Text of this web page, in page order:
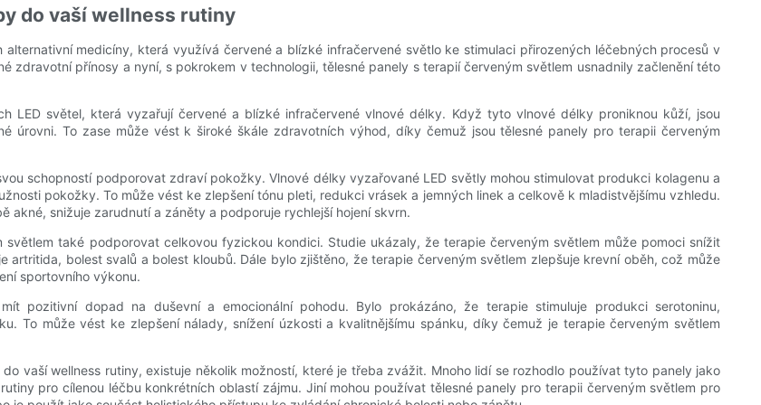
do vaší wellness rutiny
medicíny, která využívá červené a blízké infračervené světlo ke stimulaci přirozených léčebných procesů v
zdravotní přínosy a nyní, s pokrokem v technologii, tělesné panely s terapií červeným světlem usnadnily začlenění této
LED světel, která vyzařují červené a blízké infračervené vlnové délky. Když tyto vlnové délky proniknou kůží, jsou
úrovni. To zase může vést k široké škále zdravotních výhod, díky čemuž jsou tělesné panely pro terapii červeným
schopností podporovat zdraví pokožky. Vlnové délky vyzařované LED světly mohou stimulovat produkci kolagenu a
pokožky. To může vést ke zlepšení tónu pleti, redukci vrásek a jemných linek a celkově k mladistvějšímu vzhledu.
akné, snižuje zarudnutí a záněty a podporuje rychlejší hojení skvrn.
také podporovat celkovou fyzickou kondici. Studie ukázaly, že terapie červeným světlem může pomoci snížit
bolest svalů a bolest kloubů. Dále bylo zjištěno, že terapie červeným světlem zlepšuje krevní oběh, což může
sportovního výkonu.
pozitivní dopad na duševní a emocionální pohodu. Bylo prokázáno, že terapie stimuluje produkci serotoninu,
To může vést ke zlepšení nálady, snížení úzkosti a kvalitnějšímu spánku, díky čemuž je terapie červeným světlem
vaší wellness rutiny, existuje několik možností, které je třeba zvážit. Mnoho lidí se rozhodlo používat tyto panely jako
pro cílenou léčbu konkrétních oblastí zájmu. Jiní mohou používat tělesné panely pro terapii červeným světlem pro